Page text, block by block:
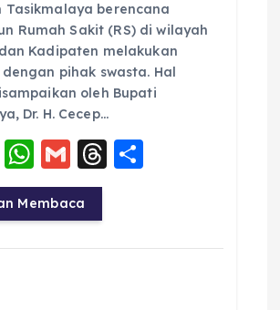
Tasikmalaya berencana
Rumah Sakit (RS) di wilayah
Kadipaten melakukan
pihak swasta. Hal
oleh Bupati
Dr. H. Cecep…
T
W
h
a
ts
G
m
ai
l
T
a re
Membaca